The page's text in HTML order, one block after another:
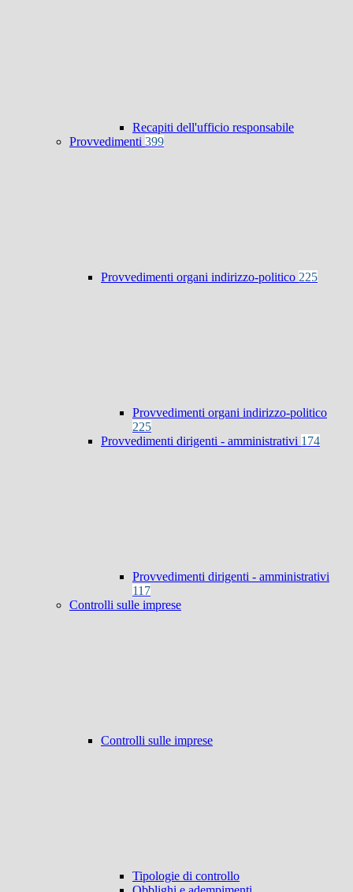
Recapiti dell'ufficio responsabile
Provvedimenti 399
Provvedimenti organi indirizzo-politico 225
Provvedimenti organi indirizzo-politico
225
Provvedimenti dirigenti - amministrativi 174
Provvedimenti dirigenti - amministrativi
117
Controlli sulle imprese
Controlli sulle imprese
Tipologie di controllo